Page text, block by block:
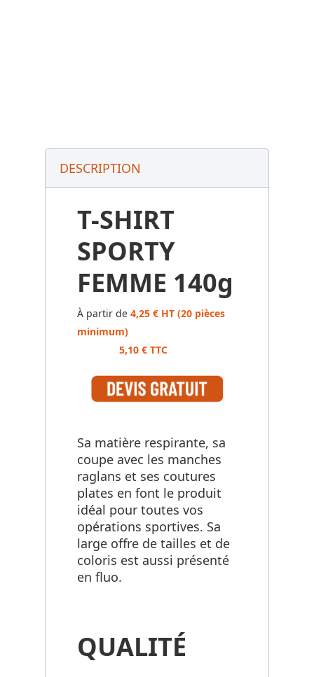
DESCRIPTION
T-SHIRT
SPORTY
FEMME 140g
À partir de 4,25 € HT (20 pièces
minimum)
5,10 € TTC
Sa matière respirante, sa
coupe avec les manches
raglans et ses coutures
plates en font le produit
idéal pour toutes vos
opérations sportives. Sa
large offre de tailles et de
coloris est aussi présenté
en fluo.
QUALITÉ